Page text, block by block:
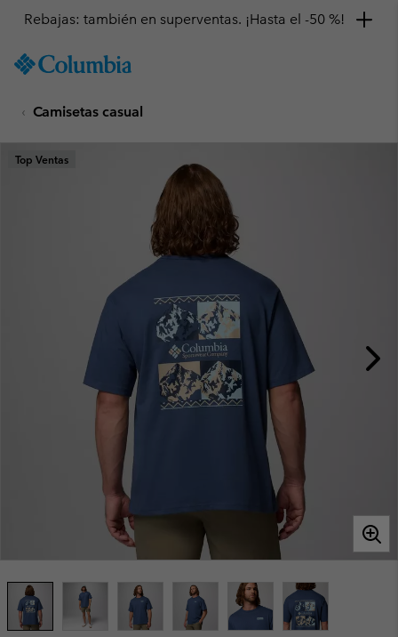
TO
SKIP
MAIN
NAV
Rebajas: también en superventas. ¡Hasta el -50 %!
Camisetas casual
Top Ventas